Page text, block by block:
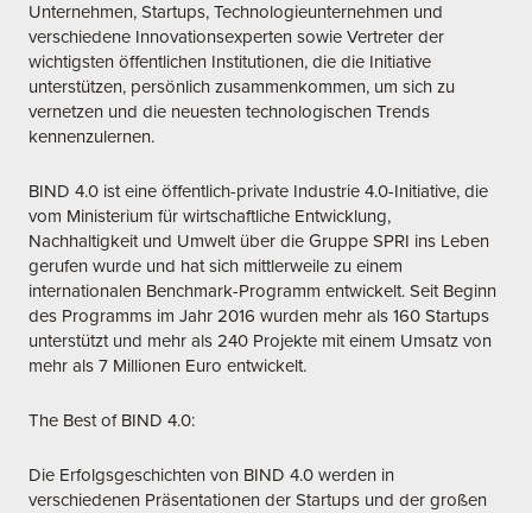
Unternehmen, Startups, Technologieunternehmen und
verschiedene Innovationsexperten sowie Vertreter der
wichtigsten öffentlichen Institutionen, die die Initiative
unterstützen, persönlich zusammenkommen, um sich zu
vernetzen und die neuesten technologischen Trends
kennenzulernen.
BIND 4.0 ist eine öffentlich-private Industrie 4.0-Initiative, die
vom Ministerium für wirtschaftliche Entwicklung,
Nachhaltigkeit und Umwelt über die Gruppe SPRI ins Leben
gerufen wurde und hat sich mittlerweile zu einem
internationalen Benchmark-Programm entwickelt. Seit Beginn
des Programms im Jahr 2016 wurden mehr als 160 Startups
unterstützt und mehr als 240 Projekte mit einem Umsatz von
mehr als 7 Millionen Euro entwickelt.
The Best of BIND 4.0:
Die Erfolgsgeschichten von BIND 4.0 werden in
verschiedenen Präsentationen der Startups und der großen